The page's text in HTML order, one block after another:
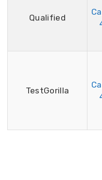
Qualified
TestGorilla